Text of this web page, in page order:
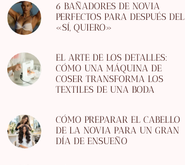
6 BAÑADORES DE NOVIA
PERFECTOS PARA DESPUÉS DEL
«SÍ, QUIERO»
EL ARTE DE LOS DETALLES:
CÓMO UNA MÁQUINA DE
COSER TRANSFORMA LOS
TEXTILES DE UNA BODA
CÓMO PREPARAR EL CABELLO
DE LA NOVIA PARA UN GRAN
DÍA DE ENSUEÑO